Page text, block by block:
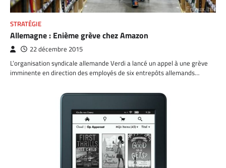
STRATÉGIE
Allemagne : Enième grève chez Amazon
22 décembre 2015
L’organisation syndicale allemande Verdi a lancé un appel à une grève
imminente en direction des employés de six entrepôts allemands…